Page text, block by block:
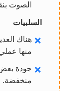
الصوت
السلبيات
هناك
منها
جودة بعض
منخفضة.